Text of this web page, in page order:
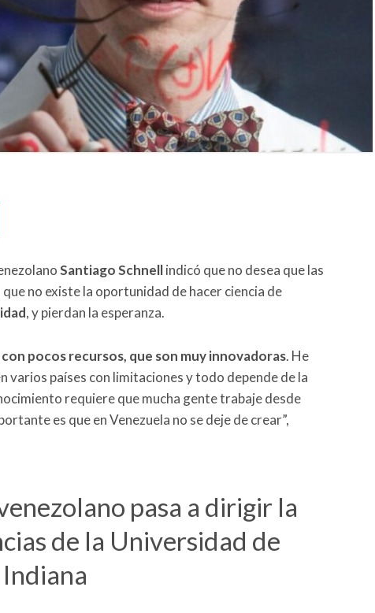
Santiago Schnellindicó que no desea que las
no existe la oportunidad de hacer ciencia de
, y pierdan la esperanza.
pocos recursos, que son muy innovadoras. He
varios países con limitaciones y todo depende de la
requiere que mucha gente trabaje desde
es que en Venezuela no se deje de crear”,
pasa a dirigir la
de la Universidad de